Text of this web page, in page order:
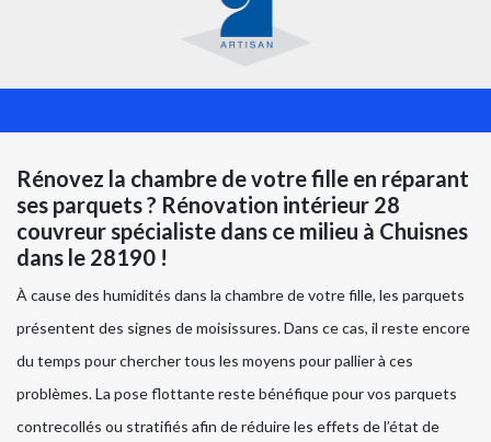
Rénovez la chambre de votre fille en réparant
ses parquets ? Rénovation intérieur 28
couvreur spécialiste dans ce milieu à Chuisnes
dans le 28190 !
À cause des humidités dans la chambre de votre fille, les parquets
présentent des signes de moisissures. Dans ce cas, il reste encore
du temps pour chercher tous les moyens pour pallier à ces
problèmes. La pose flottante reste bénéfique pour vos parquets
contrecollés ou stratifiés afin de réduire les effets de l’état de